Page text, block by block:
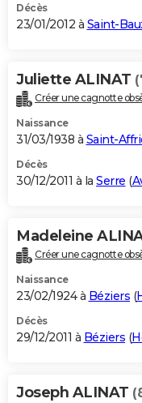
Décès
23/01/2012 à Saint-
Juliette ALINAT
Créer une cagnotte
Naissance
31/03/1938 à Saint-
Décès
30/12/2011 à la Serre (
Madeleine
Créer une cagnotte
Naissance
23/02/1924 à Béziers (
Décès
29/12/2011 à Béziers (
Joseph ALINAT